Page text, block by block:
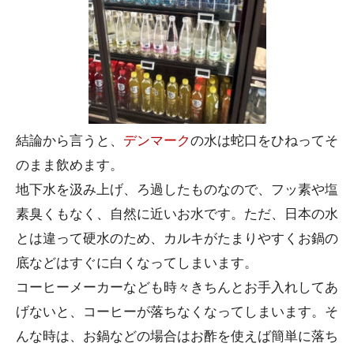
結論から言うと、 デンマークの水は蛇口をひねってそ
のまま飲めます。
地下水を汲み上げ、ろ過したものなので、フッ素や塩
素臭くもなく、自然に近いお水です。ただ、日本の水
とは違って硬水のため、カルキがたまりやすくお鍋の
底などはすぐに白くなってしまいます。
コーヒーメーカーなども時々きちんとお手入れしてあ
げないと、コーヒーが落ちなくなってしまいます。そ
んな時は、お鍋などの場合はお酢を使えば簡単に落ち